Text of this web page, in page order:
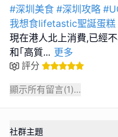
#深圳美食 #深圳攻略
我想食lifetastic聖誕蛋糕
現在港人北上消費,已經
和｢高質... 更多
評分
顯示所有留言(1)...
社群主題